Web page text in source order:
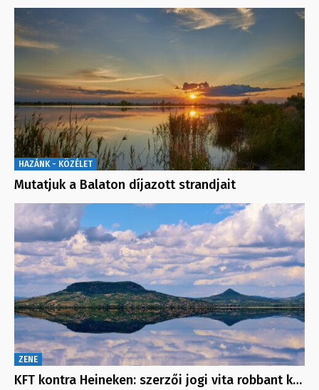
HAZÁNK - KÖZÉLET
Mutatjuk a Balaton díjazott strandjait
ZENE
KFT kontra Heineken: szerzői jogi vita robbant k…